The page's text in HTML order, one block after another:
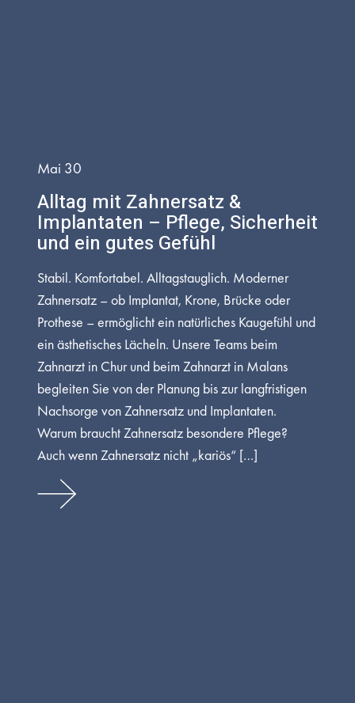
Mai 30
Alltag mit Zahnersatz &
Implantaten – Pflege, Sicherheit
und ein gutes Gefühl
Stabil. Komfortabel. Alltagstauglich. Moderner
Zahnersatz – ob Implantat, Krone, Brücke oder
Prothese – ermöglicht ein natürliches Kaugefühl und
ein ästhetisches Lächeln. Unsere Teams beim
Zahnarzt in Chur und beim Zahnarzt in Malans
begleiten Sie von der Planung bis zur langfristigen
Nachsorge von Zahnersatz und Implantaten.
Warum braucht Zahnersatz besondere Pflege?
Auch wenn Zahnersatz nicht „kariös“ […]